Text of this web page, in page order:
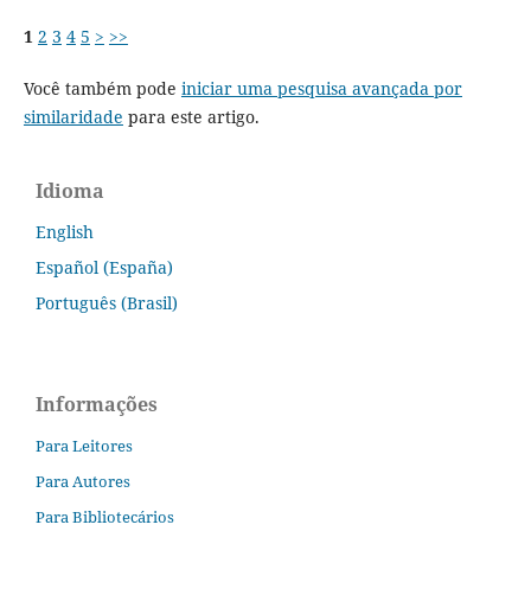
1 2 3 4 5 > >>
Você também pode iniciar uma pesquisa avançada por
similaridade para este artigo.
Idioma
English
Español (España)
Português (Brasil)
Informações
Para Leitores
Para Autores
Para Bibliotecários